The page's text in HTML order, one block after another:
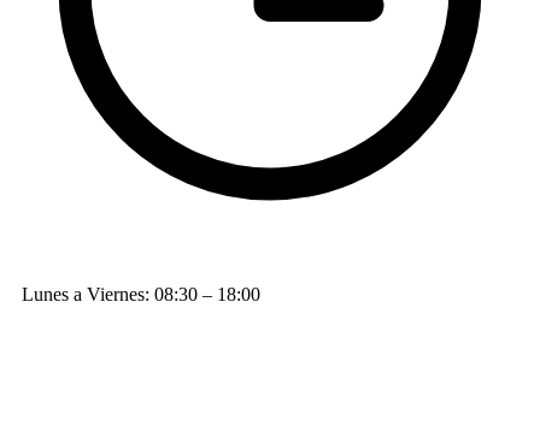
Lunes a Viernes: 08:30 – 18:00